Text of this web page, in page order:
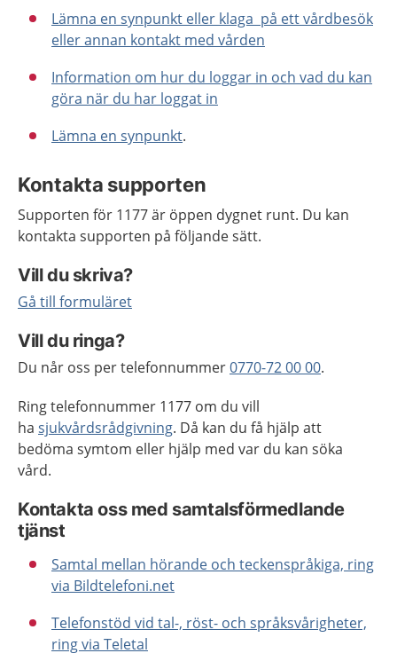
Lämna en synpunkt eller klaga på ett vårdbesök
eller annan kontakt med vården
Information om hur du loggar in och vad du kan
göra när du har loggat in
Lämna en synpunkt.
Kontakta supporten
Supporten för 1177 är öppen dygnet runt. Du kan
kontakta supporten på följande sätt.
Vill du skriva?
Gå till formuläret
Vill du ringa?
Du når oss per telefonnummer0770-72 00 00.
Ring telefonnummer 1177 om du vill
ha sjukvårdsrådgivning. Då kan du få hjälp att
bedöma symtom eller hjälp med var du kan söka
vård.
Kontakta oss med samtalsförmedlande
tjänst
Samtal mellan hörande och teckenspråkiga, ring
via Bildtelefoni.net
Telefonstöd vid tal-, röst- och språksvårigheter,
ring via Teletal